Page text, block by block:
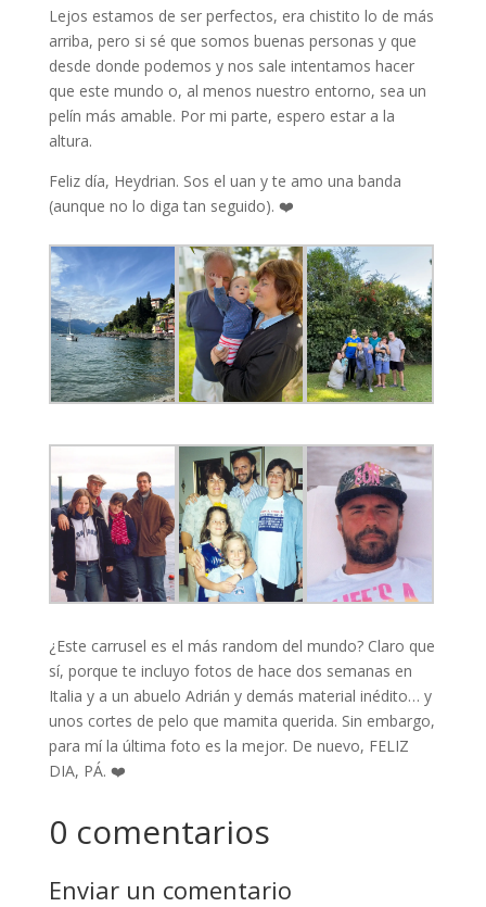
Lejos estamos de ser perfectos, era chistito lo de más
arriba, pero si sé que somos buenas personas y que
desde donde podemos y nos sale intentamos hacer
que este mundo o, al menos nuestro entorno, sea un
pelín más amable. Por mi parte, espero estar a la
altura.
Feliz día, Heydrian. Sos el uan y te amo una banda
(aunque no lo diga tan seguido). ❤️
¿Este carrusel es el más random del mundo? Claro que
sí, porque te incluyo fotos de hace dos semanas en
Italia y a un abuelo Adrián y demás material inédito… y
unos cortes de pelo que mamita querida. Sin embargo,
para mí la última foto es la mejor. De nuevo, FELIZ
DIA, PÁ. ❤️
0 comentarios
Enviar un comentario